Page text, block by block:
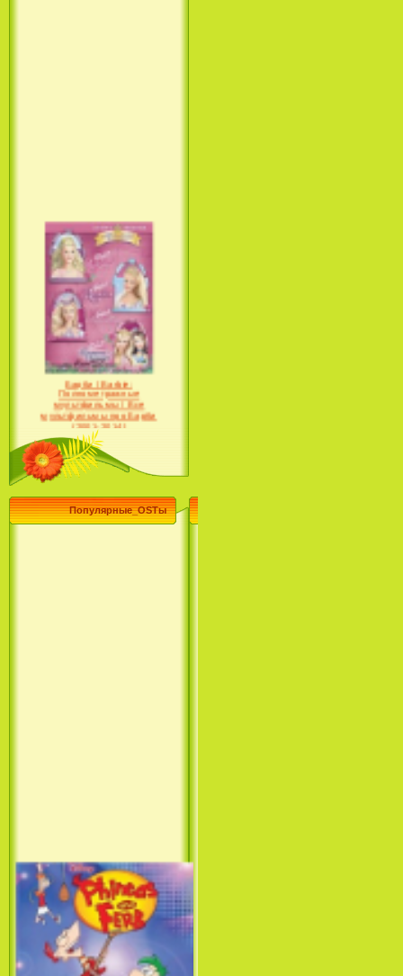
Барби / Barbie:
Полнометражные
мультфильмы / Все
мультфильмы про Барби
(2001-2014)
Фархат: Принц Персии /
Популярные_OSTы